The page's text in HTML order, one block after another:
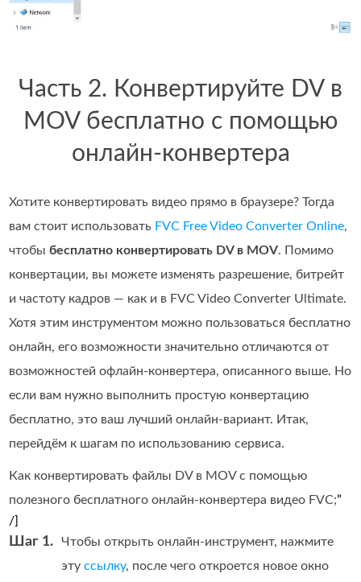
Часть 2. Конвертируйте DV в
MOV бесплатно с помощью
онлайн-конвертера
Хотите конвертировать видео прямо в браузере? Тогда
вам стоит использовать FVC Free Video Converter Online,
чтобыбесплатно конвертировать DV в MOV. Помимо
конвертации, вы можете изменять разрешение, битрейт
и частоту кадров — как и в FVC Video Converter Ultimate.
Хотя этим инструментом можно пользоваться бесплатно
онлайн, его возможности значительно отличаются от
возможностей офлайн‑конвертера, описанного выше. Но
если вам нужно выполнить простую конвертацию
бесплатно, это ваш лучший онлайн‑вариант. Итак,
перейдём к шагам по использованию сервиса.
Как конвертировать файлы DV в MOV с помощью
полезного бесплатного онлайн-конвертера видео FVC;”
/]
Шаг 1.
Чтобы открыть онлайн‑инструмент, нажмите
этуссылку, после чего откроется новое окно